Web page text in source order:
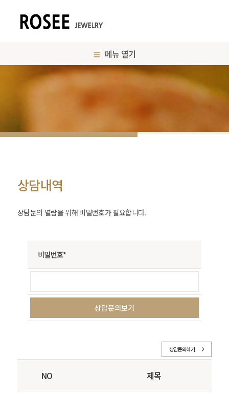
메뉴 열기
상담내역
상담문의 열람을 위해 비밀번호가 필요합니다.
비밀번호*
상담문의하기
NO 제목